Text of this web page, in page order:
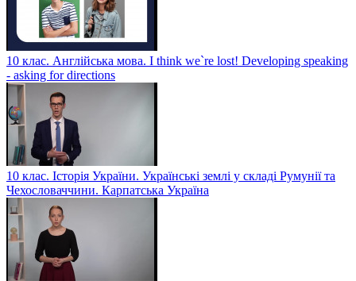
10 клас. Англійська мова. I think we`re lost! Developing speaking
- asking for directions
10 клас. Історія України. Українські землі у складі Румунії та
Чехословаччини. Карпатська Україна